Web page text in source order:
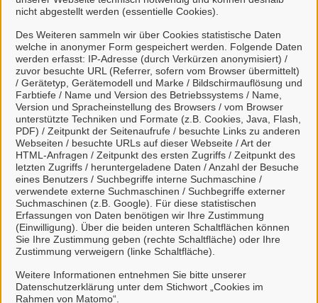
nicht abgestellt werden (essentielle Cookies).
Des Weiteren sammeln wir über Cookies statistische Daten
welche in anonymer Form gespeichert werden. Folgende Daten
werden erfasst: IP-Adresse (durch Verkürzen anonymisiert) /
zuvor besuchte URL (Referrer, sofern vom Browser übermittelt)
/ Gerätetyp, Gerätemodell und Marke / Bildschirmauflösung und
Farbtiefe / Name und Version des Betriebssystems / Name,
Version und Spracheinstellung des Browsers / vom Browser
unterstützte Techniken und Formate (z.B. Cookies, Java, Flash,
PDF) / Zeitpunkt der Seitenaufrufe / besuchte Links zu anderen
Webseiten / besuchte URLs auf dieser Webseite / Art der
HTML-Anfragen / Zeitpunkt des ersten Zugriffs / Zeitpunkt des
letzten Zugriffs / heruntergeladene Daten / Anzahl der Besuche
eines Benutzers / Suchbegriffe interne Suchmaschine /
verwendete externe Suchmaschinen / Suchbegriffe externer
Suchmaschinen (z.B. Google). Für diese statistischen
Erfassungen von Daten benötigen wir Ihre Zustimmung
(Einwilligung). Über die beiden unteren Schaltflächen können
Sie Ihre Zustimmung geben (rechte Schaltfläche) oder Ihre
Zustimmung verweigern (linke Schaltfläche).
Weitere Informationen entnehmen Sie bitte unserer
Datenschutzerklärung unter dem Stichwort „Cookies im
Rahmen von Matomo“.
Mein Unternehmenskonto
erstellen oder anmelden
Mein Unternehmenskonto ist ein zentrales Konto zur
Identifizierung von Organisationen, insbesondere:
Juristische Personen,
Vereinigungen, denen ein Recht zustehen
kann
natürliche Personen, die beruflich oder
gewerblich tätig sind.
Eine Nutzung ist aber auch durch Behörden im
Sinne von § 1 Abs. 4 Verwaltungsverfahrensgesetz
(VwVfG) möglich.